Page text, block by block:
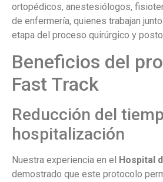
ortopédicos, anestesiólogos,
de enfermería, quienes trabajan
etapa del proceso quirúrgico y
Beneficios del
Fast Track
Reducción del
hospitalización
Nuestra experiencia en el Hospital
demostrado que este protocolo